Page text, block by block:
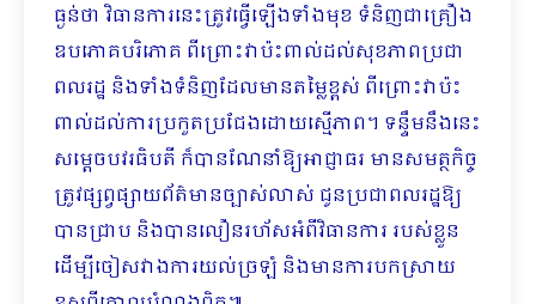
ធ្ងន់ថា វិធានការនេះត្រូវធ្វើឡើងទាំងមុខ ទំនិញជាគ្រឿង
ឧបភោគបរិភោគ ពីព្រោះវាប៉ះពាល់ដល់សុខភាពប្រជា
ពលរដ្ឋ និងទាំងទំនិញដែលមានតម្លៃខ្ពស់ ពីព្រោះវាប៉ះ
ពាល់ដល់ការប្រកួតប្រជែងដោយស្មើភាព។ ទន្ទឹមនឹងនេះ
សម្តេចបវរធិបតី ក៏បានណែនាំឱ្យអាជ្ញាធរ មានសមត្ថកិច្ច
ត្រូវផ្សព្វផ្សាយព័ត៌មានច្បាស់លាស់ ជូនប្រជាពលរដ្ឋឱ្យ
បានជ្រាប និងបានលឿនរហ័សអំពីវិធានការ របស់ខ្លួន
ដើម្បីចៀសវាងការយល់ច្រឡំ និងមានការបកស្រាយ